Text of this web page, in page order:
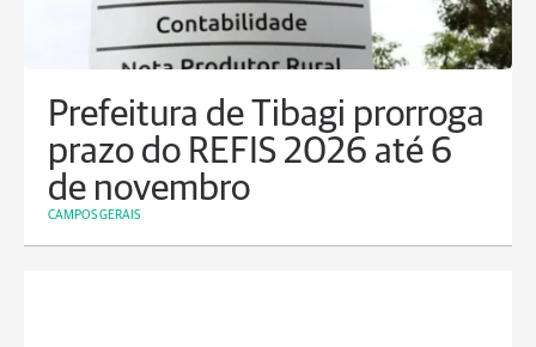
Prefeitura de Tibagi prorroga
prazo do REFIS 2026 até 6
de novembro
CAMPOS GERAIS